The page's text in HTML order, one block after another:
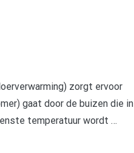
zorgt ervoor
gaat door de buizen die in
temperatuur wordt …